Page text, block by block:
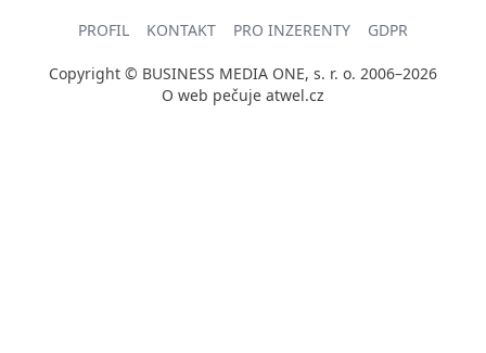
PROFIL KONTAKT PRO INZERENTY GDPR
Copyright © BUSINESS MEDIA ONE, s. r. o. 2006–2026